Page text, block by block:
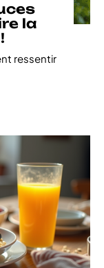
la
ressentir